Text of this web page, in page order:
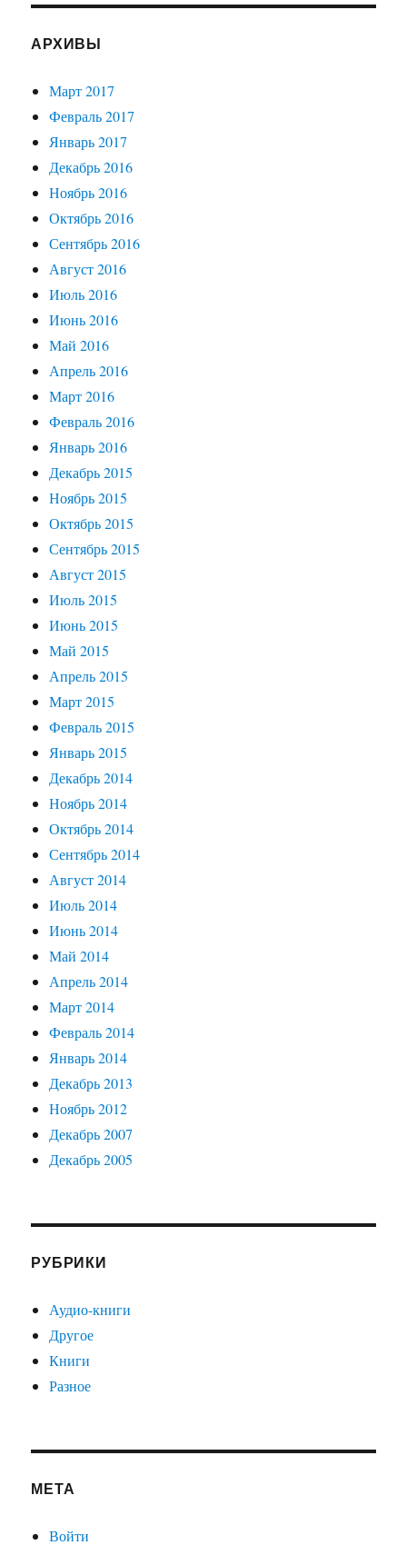
АРХИВЫ
Март 2017
Февраль 2017
Январь 2017
Декабрь 2016
Ноябрь 2016
Октябрь 2016
Сентябрь 2016
Август 2016
Июль 2016
Июнь 2016
Май 2016
Апрель 2016
Март 2016
Февраль 2016
Январь 2016
Декабрь 2015
Ноябрь 2015
Октябрь 2015
Сентябрь 2015
Август 2015
Июль 2015
Июнь 2015
Май 2015
Апрель 2015
Март 2015
Февраль 2015
Январь 2015
Декабрь 2014
Ноябрь 2014
Октябрь 2014
Сентябрь 2014
Август 2014
Июль 2014
Июнь 2014
Май 2014
Апрель 2014
Март 2014
Февраль 2014
Январь 2014
Декабрь 2013
Ноябрь 2012
Декабрь 2007
Декабрь 2005
РУБРИКИ
Аудио-книги
Другое
Книги
Разное
МЕТА
Войти